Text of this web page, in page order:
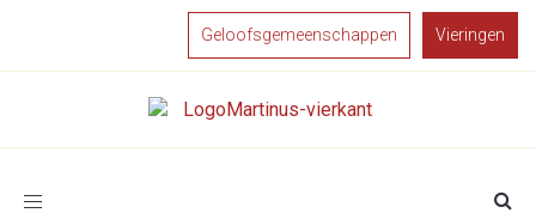
Geloofsgemeenschappen Vieringen
Toggle